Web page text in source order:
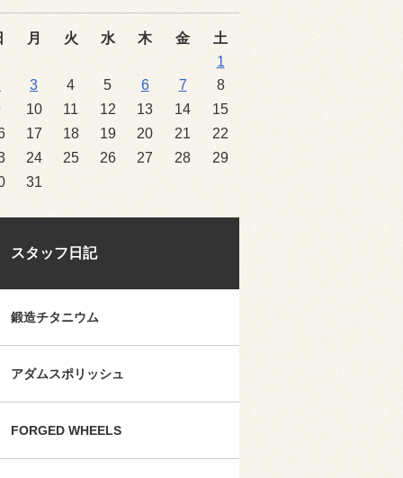
月 火 水 木 金
土
1
3 4 5 6 7
8
10 11 12 13 14
15
17 18 19 20 21
22
24 25 26 27 28
29
31
スタッフ日記
鍛造チタニウム
アダムスポリッシュ
FORGED WHEELS